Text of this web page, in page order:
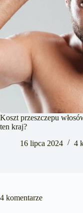
Koszt przeszczepu
ten kraj?
16 lipca 2024
4
4 komentarze